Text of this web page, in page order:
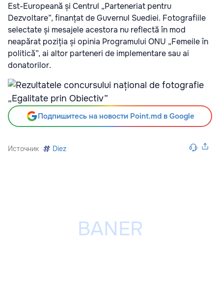
Est-Europeană și Centrul „Parteneriat pentru
Dezvoltare”, finanțat de Guvernul Suediei. Fotografiile
selectate și mesajele acestora nu reflectă în mod
neapărat poziția și opinia Programului ONU „Femeile în
politică”, ai altor parteneri de implementare sau ai
donatorilor.
Подпишитесь на новости Point.md в Google
Источник Diez